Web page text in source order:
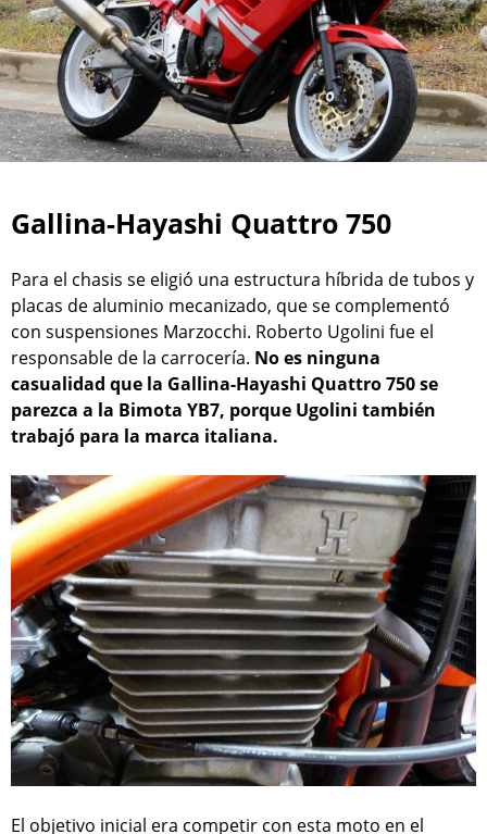
Gallina-Hayashi Quattro 750
Para el chasis se eligió una estructura híbrida de tubos y
placas de aluminio mecanizado, que se complementó
con suspensiones Marzocchi. Roberto Ugolini fue el
responsable de la carrocería. No es ninguna
casualidad que la Gallina-Hayashi Quattro 750 se
parezca a la Bimota YB7, porque Ugolini también
trabajó para la marca italiana.
El objetivo inicial era competir con esta moto en el